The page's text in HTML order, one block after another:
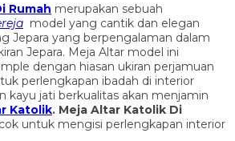
Rumah merupakan sebuah
model yang cantik dan elegan
Jepara yang berpengalaman dalam
Jepara. Meja Altar model ini
dengan hiasan ukiran perjamuan
perlengkapan ibadah di interior
kayu jati berkualitas akan menjamin
Katolik. Meja Altar Katolik Di
untuk mengisi perlengkapan interior